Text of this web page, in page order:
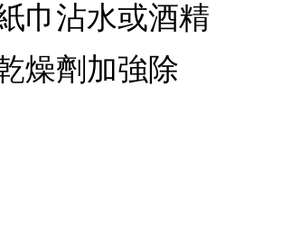
巾沾水或酒精
燥劑加強除